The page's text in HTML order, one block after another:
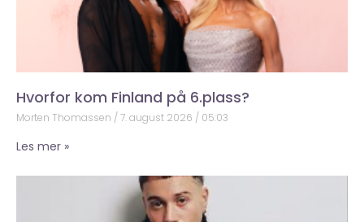
Hvorfor kom Finland på 6.plass?
Morten Thomassen 7. august 2026 05:03
Les mer »